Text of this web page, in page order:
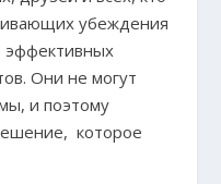
убеждения
эффективных
Они не могут
и поэтому
которое